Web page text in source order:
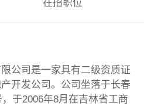
在招职位
公司是一家具有二级资质证
开发公司。公司坐落于长春
于2006年8月在吉林省工商